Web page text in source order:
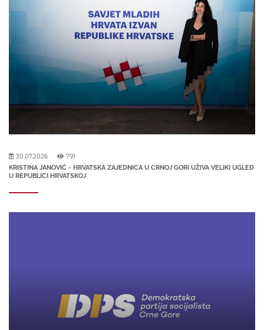
30.07.2026 791
KRISTINA JANOVIĆ - HRVATSKA ZAJEDNICA U CRNOJ GORI UŽIVA VELIKI UGLED
U REPUBLICI HRVATSKOJ